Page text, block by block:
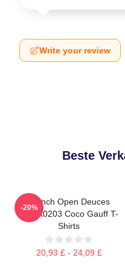
Write your review
Beste
French Open Deuces
DTNK0203 Coco Gauff T-
Shirts
20,93 £ - 24,09 £
-20%